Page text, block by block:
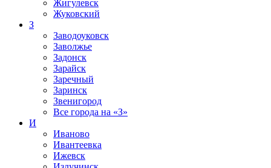
Жигулевск
Жуковский
З
Заводоуковск
Заволжье
Задонск
Зарайск
Заречный
Заринск
Звенигород
Все города на «З»
И
Иваново
Ивантеевка
Ижевск